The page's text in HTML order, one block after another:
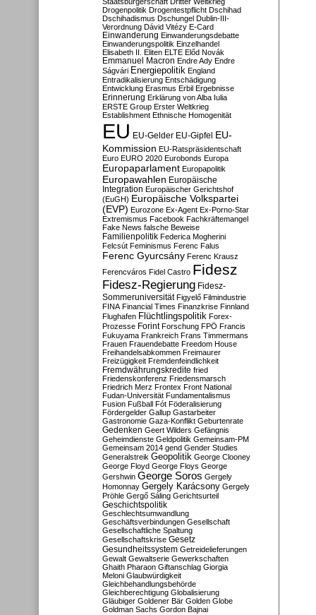
Drogenpolitik Drogentestpflicht Dschihad
Dschihadismus Dschungel Dublin-III-
Verordnung Dávid Vitézy E-Card
Einwanderung Einwanderungsdebatte
Einwanderungspolitik Einzelhandel
Elisabeth II. Eliten ELTE Előd Novák
Emmanuel Macron Endre Ady Endre
Ságvári Energiepolitik England
Entradikalisierung Entschädigung
Entwicklung Erasmus Erbil Ergebnisse
Erinnerung Erklärung von Alba Iulia
ERSTE Group Erster Weltkrieg
Establishment Ethnische Homogenität
EU EU-Gelder EU-Gipfel EU-
Kommission EU-Ratspräsidentschaft
Euro EURO 2020 Eurobonds Europa
Europaparlament Europapolitik
Europawahlen Europäische
Integration Europäischer Gerichtshof
(EuGH) Europäische Volkspartei
(EVP) Eurozone Ex-Agent Ex-Porno-Star
Extremismus Facebook Fachkräftemangel
Fake News falsche Beweise
Familienpolitik Federica Mogherini
Felcsút Feminismus Ferenc Falus
Ferenc Gyurcsány Ferenc Krausz
Ferencváros Fidel Castro Fidesz
Fidesz-Regierung Fidesz-
Sommeruniversität Figyelő Filmindustrie
FINA Financial Times Finanzkrise Finnland
Flughafen Flüchtlingspolitik Forex-
Prozesse Forint Forschung FPÖ Francis
Fukuyama Frankreich Frans Timmermans
Frauen Frauendebatte Freedom House
Freihandelsabkommen Freimaurer
Freizügigkeit Fremdenfeindlichkeit
Fremdwährungskredite fried
Friedenskonferenz Friedensmarsch
Friedrich Merz Frontex Front National
Fudan-Universität Fundamentalismus
Fusion Fußball Fót Föderalisierung
Fördergelder Gallup Gastarbeiter
Gastronomie Gaza-Konflikt Geburtenrate
Gedenken Geert Wilders Gefängnis
Geheimdienste Geldpolitik Gemeinsam-PM
Gemeinsam 2014 gend Gender Studies
Generalstreik Geopolitik George Clooney
George Floyd George Floys George
Gershwin George Soros Gergely
Homonnay Gergely Karácsony Gergely
Pröhle Gergő Sáling Gerichtsurteil
Geschichtspolitik
Geschlechtsumwandlung
Geschäftsverbindungen Gesellschaft
Gesellschaftliche Spaltung
Gesellschaftskrise Gesetz
Gesundheitssystem Getreidelieferungen
Gewalt Gewaltserie Gewerkschaften
Ghaith Pharaon Giftanschlag Giorgia
Meloni Glaubwürdigkeit
Gleichbehandlungsbehörde
Gleichberechtigung Globalisierung
Gläubiger Goldener Bär Golden Globe
Goldman Sachs Gordon Bajnai